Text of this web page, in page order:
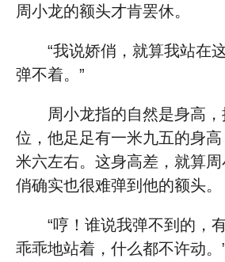
周小龙的额头才肯罢休。
“我说娇俏，就算我站在
弹不着。”
周小龙指的自然是身高
位，他足足有一米九五的身
米六左右。这身高差，就算
俏确实也很难弹到他的额头。
“哼！谁说我弹不到的，
乖乖地站着，什么都不许动